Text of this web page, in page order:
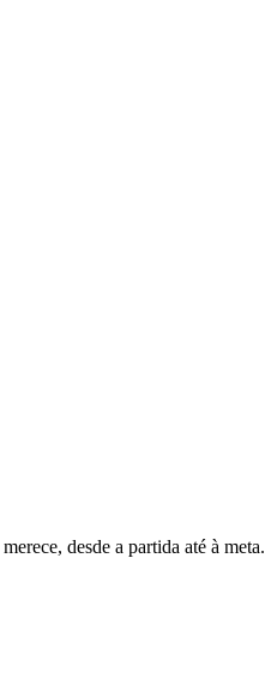
desde a partida até à meta.